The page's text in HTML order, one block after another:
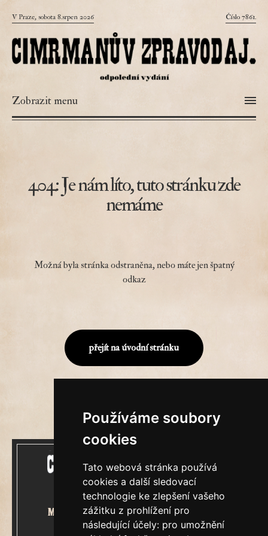
Používáme soubory
cookies
Tato webová stránka používá
cookies a další sledovací
technologie ke zlepšení vašeho
zážitku z prohlížení pro
následující účely: pro umožnění
V Praze, sobota 8.srpen 2026 Číslo 7861.
Zobrazit menu
404: Je nám líto, tuto stránku zde
nemáme
Možná byla stránka odstraněna, nebo máte jen špatný
odkaz
přejít na úvodní stránku
Mecenášem Cimrmanova Zpravodaje
je společnost